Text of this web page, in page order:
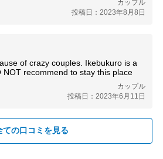
エクスプレス）
タ(410m)
カップル
投稿日：2023年8月8日
of crazy couples. Ikebukuro is a
NOT recommend to stay this place
カップル
投稿日：2023年6月11日
ての口コミを見る